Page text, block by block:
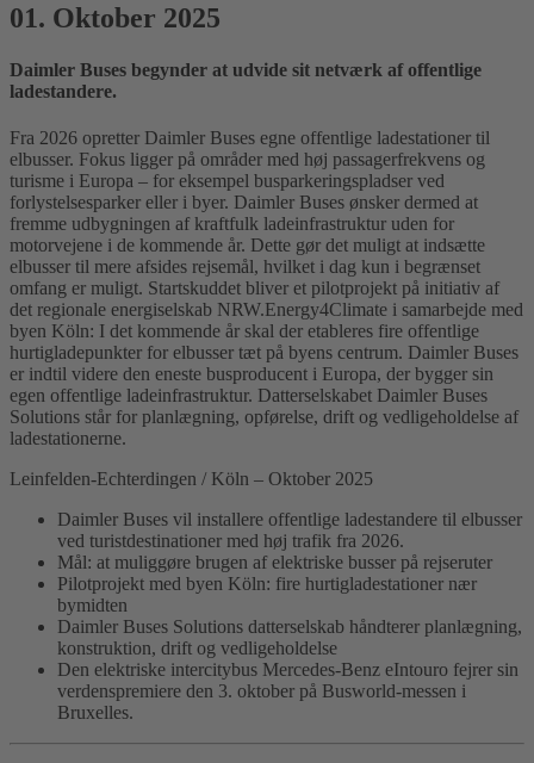
01. Oktober 2025
Daimler Buses begynder at udvide sit netværk af offentlige
ladestandere.
Fra 2026 opretter Daimler Buses egne offentlige ladestationer til
elbusser. Fokus ligger på områder med høj passagerfrekvens og
turisme i Europa – for eksempel busparkeringspladser ved
forlystelsesparker eller i byer. Daimler Buses ønsker dermed at
fremme udbygningen af kraftfulk ladeinfrastruktur uden for
motorvejene i de kommende år. Dette gør det muligt at indsætte
elbusser til mere afsides rejsemål, hvilket i dag kun i begrænset
omfang er muligt. Startskuddet bliver et pilotprojekt på initiativ af
det regionale energiselskab NRW.Energy4Climate i samarbejde med
byen Köln: I det kommende år skal der etableres fire offentlige
hurtigladepunkter for elbusser tæt på byens centrum. Daimler Buses
er indtil videre den eneste busproducent i Europa, der bygger sin
egen offentlige ladeinfrastruktur. Datterselskabet Daimler Buses
Solutions står for planlægning, opførelse, drift og vedligeholdelse af
ladestationerne.
Leinfelden-Echterdingen / Köln – Oktober 2025
Daimler Buses vil installere offentlige ladestandere til elbusser
ved turistdestinationer med høj trafik fra 2026.
Mål: at muliggøre brugen af ​​elektriske busser på rejseruter
Pilotprojekt med byen Köln: fire hurtigladestationer nær
bymidten
Daimler Buses Solutions datterselskab håndterer planlægning,
konstruktion, drift og vedligeholdelse
Den elektriske intercitybus Mercedes-Benz eIntouro fejrer sin
verdenspremiere den 3. oktober på Busworld-messen i
Bruxelles.